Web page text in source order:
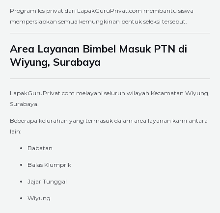
Program les privat dari LapakGuruPrivat.com membantu siswa
mempersiapkan semua kemungkinan bentuk seleksi tersebut.
Area Layanan Bimbel Masuk PTN di
Wiyung, Surabaya
LapakGuruPrivat.com melayani seluruh wilayah Kecamatan Wiyung,
Surabaya.
Beberapa kelurahan yang termasuk dalam area layanan kami antara
lain:
Babatan
Balas Klumprik
Jajar Tunggal
Wiyung